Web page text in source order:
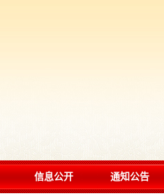
信息公开 通知公告